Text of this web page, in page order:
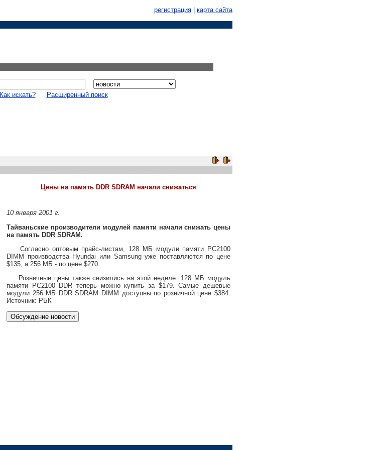
регистрация карта сайта
Как искать?
Расширенный поиск
Цены на память DDR SDRAM начали снижаться
10 января 2001 г.
Тайваньские производители модулей памяти начали снижать цены
на память DDR SDRAM.
Согласно оптовым прайс-листам, 128 МБ модули памяти PC2100
DIMM производства Hyundai или Samsung уже поставляются по цене
$135, а 256 МБ - по цене $270.
Розничные цены также снизились на этой неделе. 128 МБ модуль
памяти PC2100 DDR теперь можно купить за $179. Самые дешевые
модули 256 МБ DDR SDRAM DIMM доступны по розничной цене $384.
Источник: РБК